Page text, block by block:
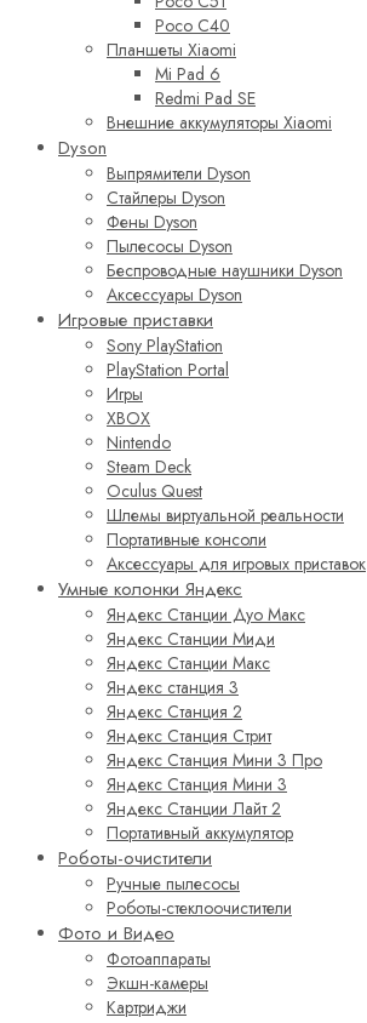
Poco C40
Планшеты Xiaomi
Mi Pad 6
Redmi Pad SE
Внешние аккумуляторы Xiaomi
Dyson
Выпрямители Dyson
Стайлеры Dyson
Фены Dyson
Пылесосы Dyson
Беспроводные наушники Dyson
Аксессуары Dyson
Игровые приставки
Sony PlayStation
PlayStation Portal
Игры
XBOX
Nintendo
Steam Deck
Oculus Quest
Шлемы виртуальной реальности
Портативные консоли
Аксессуары для игровых приставок
Умные колонки Яндекс
Яндекс Станции Дуо Макс
Яндекс Станции Миди
Яндекс Станции Макс
Яндекс станция 3
Яндекс Станция 2
Яндекс Станция Стрит
Яндекс Станция Мини 3 Про
Яндекс Станция Мини 3
Яндекс Станции Лайт 2
Портативный аккумулятор
Роботы-очистители
Ручные пылесосы
Роботы-стеклоочистители
Фото и Видео
Фотоаппараты
Экшн-камеры
Картриджи